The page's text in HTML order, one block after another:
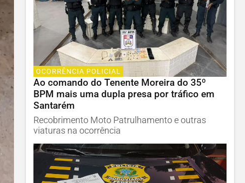
OCORRÊNCIA POLICIAL
Ao comando do Tenente Moreira do 35º
BPM mais uma dupla presa por tráfico em
Santarém
Recobrimento Moto Patrulhamento e outras
viaturas na ocorrência